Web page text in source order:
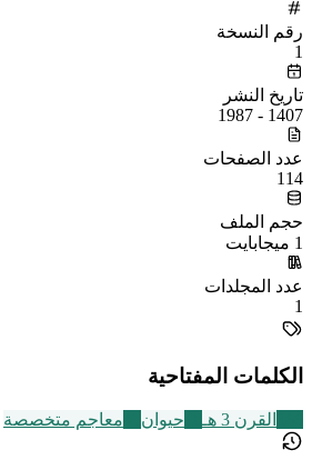
رقم النسخة
1
تاريخ النشر
1407 - 1987
عدد الصفحات
114
حجم الملف
1 ميجابايت
عدد المجلدات
1
الكلمات المفتاحية
القرن 3 هـ حيوان معاجم متخصصة